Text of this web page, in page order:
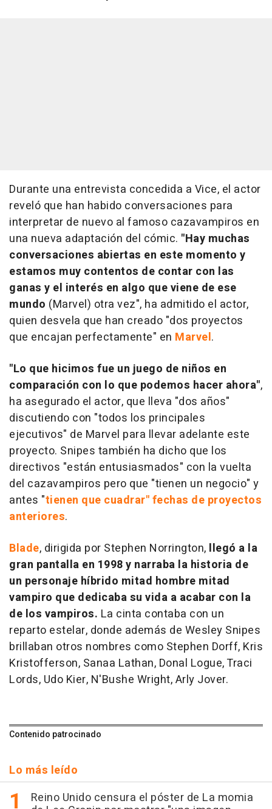
Durante una entrevista concedida a Vice, el actor
reveló que han habido conversaciones para
interpretar de nuevo al famoso cazavampiros en
una nueva adaptación del cómic. "Hay muchas
conversaciones abiertas en este momento y
estamos muy contentos de contar con las
ganas y el interés en algo que viene de ese
mundo (Marvel) otra vez", ha admitido el actor,
quien desvela que han creado "dos proyectos
que encajan perfectamente" en Marvel.
"Lo que hicimos fue un juego de niños en
comparación con lo que podemos hacer ahora",
ha asegurado el actor, que lleva "dos años"
discutiendo con "todos los principales
ejecutivos" de Marvel para llevar adelante este
proyecto. Snipes también ha dicho que los
directivos "están entusiasmados" con la vuelta
del cazavampiros pero que "tienen un negocio" y
antes "tienen que cuadrar" fechas de proyectos
anteriores.
Blade, dirigida por Stephen Norrington, llegó a la
gran pantalla en 1998 y narraba la historia de
un personaje híbrido mitad hombre mitad
vampiro que dedicaba su vida a acabar con la
de los vampiros. La cinta contaba con un
reparto estelar, donde además de Wesley Snipes
brillaban otros nombres como Stephen Dorff, Kris
Kristofferson, Sanaa Lathan, Donal Logue, Traci
Lords, Udo Kier, N'Bushe Wright, Arly Jover.
Contenido patrocinado
Lo más leído
Reino Unido censura el póster de La momia